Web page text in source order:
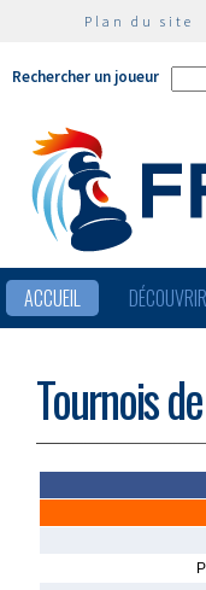
Plan du site
Rechercher un joueur
ACCUEIL DÉCOUVRIR
Tournois